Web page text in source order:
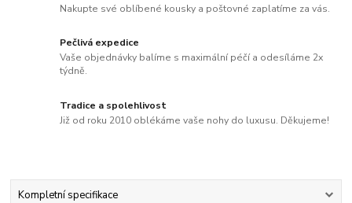
Nakupte své oblíbené kousky a poštovné zaplatíme za vás.
Pečlivá expedice
Vaše objednávky balíme s maximální péčí a odesíláme 2x
týdně.
Tradice a spolehlivost
Již od roku 2010 oblékáme vaše nohy do luxusu. Děkujeme!
Kompletní specifikace